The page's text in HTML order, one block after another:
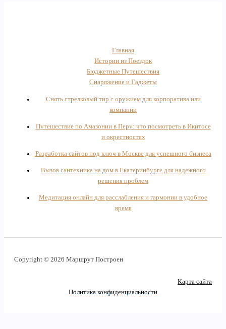
Главная
Истории из Поездок
Бюджетные Путешествия
Снаряжение и Гаджеты
Снять стрелковый тир с оружием для корпоратива или
компании
Путешествие по Амазонии в Перу: что посмотреть в Икитосе
и окрестностях
Разработка сайтов под ключ в Москве для успешного бизнеса
Вызов сантехника на дом в Екатеринбурге для надежного
решения проблем
Медитация онлайн для расслабления и гармонии в удобное
время
Copyright © 2026 Маршрут Построен
Карта сайта
Политика конфиденциальности